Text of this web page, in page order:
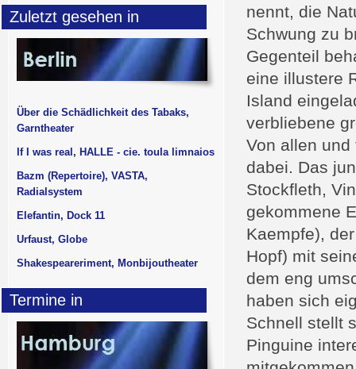
nennt, die
Schwung zu
Gegenteil
eine illustere
Island
verbliebene
Von allen
dabei. Das
Stockfleth,
gekommene
Kaempfe),
Hopf) mit
dem eng
haben sich
Schnell stellt
Pinguine
Zuletzt gesehen in
Über die Schädlichkeit des Tabaks,
Garntheater
If I was real, HALLE - cie. toula limnaios
Bazm (Repertoire), VASTA,
Radialsystem
Elefantin, Dock 11
Urfaust, Globe
Shakespeareriment, Monbijoutheater
Termine in